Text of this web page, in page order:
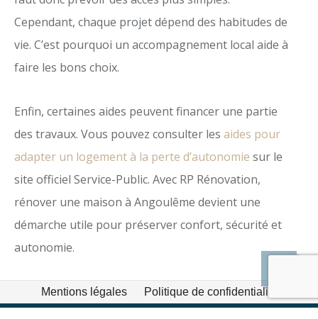
Cependant, chaque projet dépend des habitudes de
vie. C’est pourquoi un accompagnement local aide à
faire les bons choix.
Enfin, certaines aides peuvent financer une partie
des travaux. Vous pouvez consulter les aides pour
adapter un logement à la perte d’autonomie sur le
site officiel Service-Public. Avec RP Rénovation,
rénover une maison à Angoulême devient une
démarche utile pour préserver confort, sécurité et
autonomie.
Mentions légales Politique de confidentialité